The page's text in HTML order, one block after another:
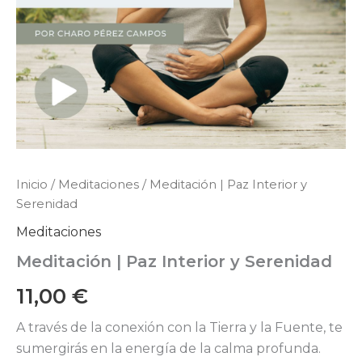
Inicio / Meditaciones / Meditación | Paz Interior y
Serenidad
Meditaciones
Meditación | Paz Interior y Serenidad
11,00 €
A través de la conexión con la Tierra y la Fuente, te
sumergirás en la energía de la calma profunda.